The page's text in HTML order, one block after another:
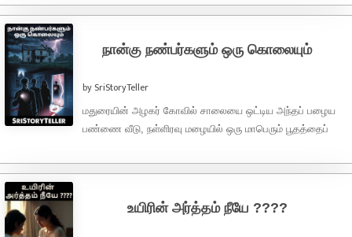
நான்கு நண்பர்களும் ஒரு கொலையும்
by SriStoryTeller
மதுரையின் அழகர் கோவில் சாலையை ஒட்டிய அந்தப் பழைய
பண்ணை வீடு, நள்ளிரவு மழையில் ஒரு மாபெரும் பூதத்தைப்
உயிரின் அர்த்தம் நீயே ????